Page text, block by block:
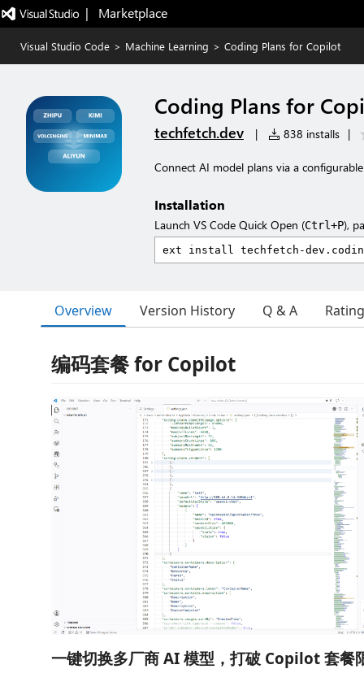
|   Marketplace
Visual Studio Code > Machine Learning > Coding Plans for Copilot
Coding Plans for
techfetch.dev | 838 installs |
Connect AI model plans via a
Installation
Launch VS Code Quick Open (Ctrl+P),
Overview Version History Q & A
编码套餐 for Copilot
一键切换多厂商 AI 模型，打破 Copilot 套餐